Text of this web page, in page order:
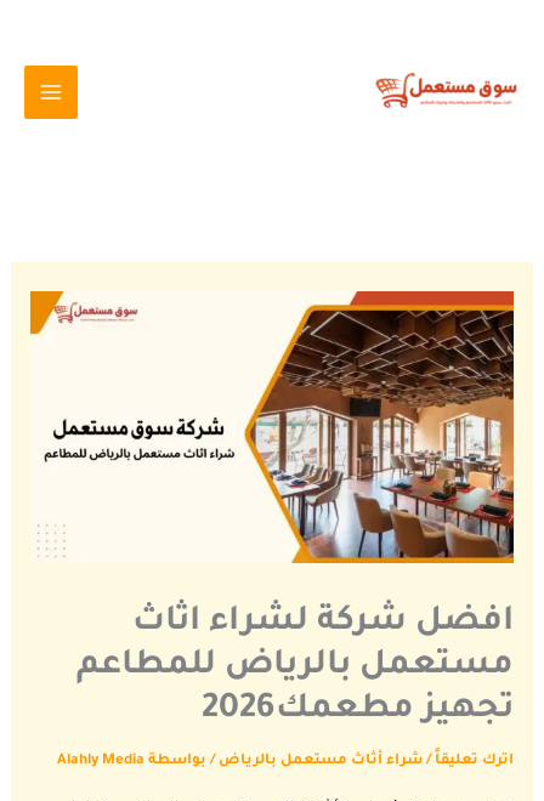
المحتوى
افضل شركة لشراء اثاث
مستعمل بالرياض للمطاعم
تجهيز مطعمك2026
اترك تعليقاً /شراء أثاث مستعمل بالرياض / بواسطة Alahly Media